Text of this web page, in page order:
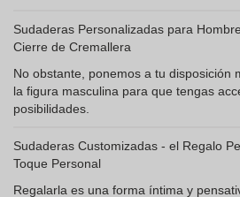
Sudaderas Personalizadas para
Cierre de Cremallera
No obstante, ponemos a tu disposición
la figura masculina para que tengas
posibilidades.
Sudaderas Customizadas - el Regalo
Toque Personal
Regalarla es una forma íntima y